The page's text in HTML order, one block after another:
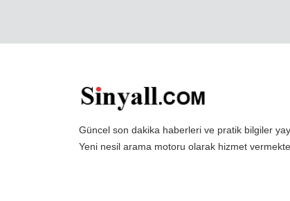
Güncel son dakika haberleri ve pratik bilgiler
Yeni nesil arama motoru olarak hizmet